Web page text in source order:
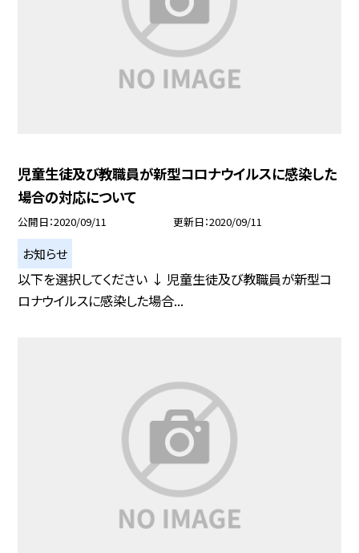
児童生徒及び教職員が新型コロナウイルスに感染した
場合の対応について
公開日 2020/09/11 更新日 2020/09/11
お知らせ
以下を選択してください ↓ 児童生徒及び教職員が新型コ
ロナウイルスに感染した場合...